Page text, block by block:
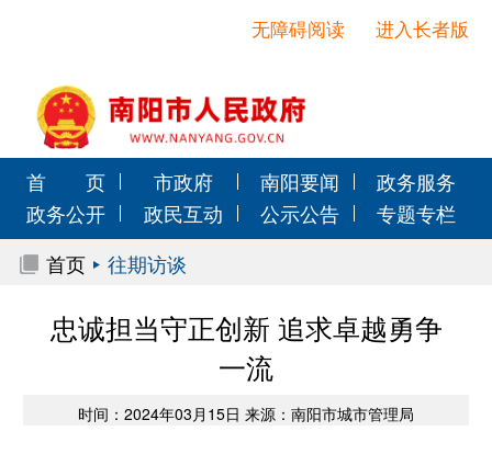
进入长者版
无障碍阅读
首 页 市政府 南阳要闻
政务服务
政务公开
政民互动 公示公告
专题专栏
首页
往期访谈
忠诚担当守正创新 追求卓越勇争
一流
时间：2024年03月15日 来源：南阳市城市管理局